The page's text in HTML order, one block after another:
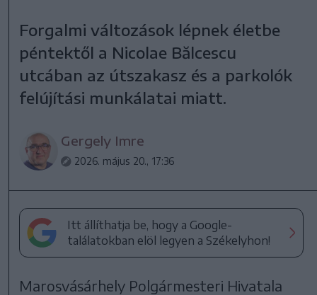
Forgalmi változások lépnek életbe
péntektől a Nicolae Bălcescu
utcában az útszakasz és a parkolók
felújítási munkálatai miatt.
Gergely Imre
2026. május 20., 17:36
Itt állíthatja be, hogy a Google-
találatokban elöl legyen a Székelyhon!
Marosvásárhely Polgármesteri Hivatala